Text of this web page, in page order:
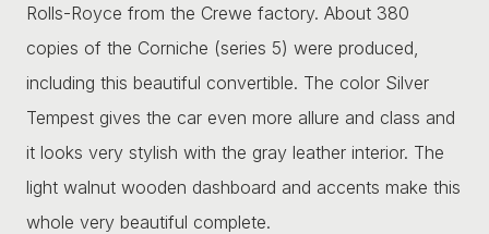
Rolls-Royce from the Crewe factory. About 380
copies of the Corniche (series 5) were produced,
including this beautiful convertible. The color Silver
Tempest gives the car even more allure and class and
it looks very stylish with the gray leather interior. The
light walnut wooden dashboard and accents make this
whole very beautiful complete.